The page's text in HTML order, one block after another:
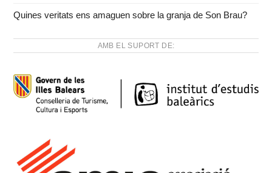
Quines veritats ens amaguen sobre la granja de Son Brau?
AMB EL SUPORT DE: